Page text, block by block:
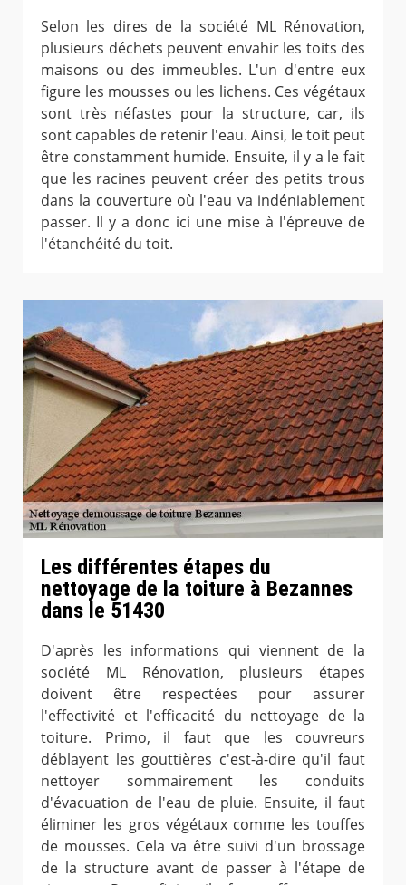
Selon les dires de la société ML Rénovation,
plusieurs déchets peuvent envahir les toits des
maisons ou des immeubles. L'un d'entre eux
figure les mousses ou les lichens. Ces végétaux
sont très néfastes pour la structure, car, ils
sont capables de retenir l'eau. Ainsi, le toit peut
être constamment humide. Ensuite, il y a le fait
que les racines peuvent créer des petits trous
dans la couverture où l'eau va indéniablement
passer. Il y a donc ici une mise à l'épreuve de
l'étanchéité du toit.
Les différentes étapes du
nettoyage de la toiture à Bezannes
dans le 51430
D'après les informations qui viennent de la
société ML Rénovation, plusieurs étapes
doivent être respectées pour assurer
l'effectivité et l'efficacité du nettoyage de la
toiture. Primo, il faut que les couvreurs
déblayent les gouttières c'est-à-dire qu'il faut
nettoyer sommairement les conduits
d'évacuation de l'eau de pluie. Ensuite, il faut
éliminer les gros végétaux comme les touffes
de mousses. Cela va être suivi d'un brossage
de la structure avant de passer à l'étape de